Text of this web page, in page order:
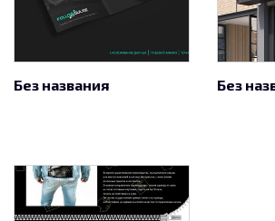
Без названия Без